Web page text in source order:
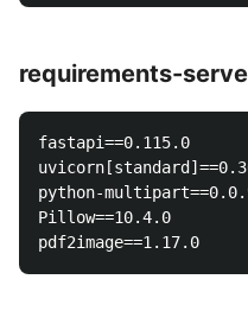
requirements-
fastapi==0.115.0
python-
Pillow==10.4.0